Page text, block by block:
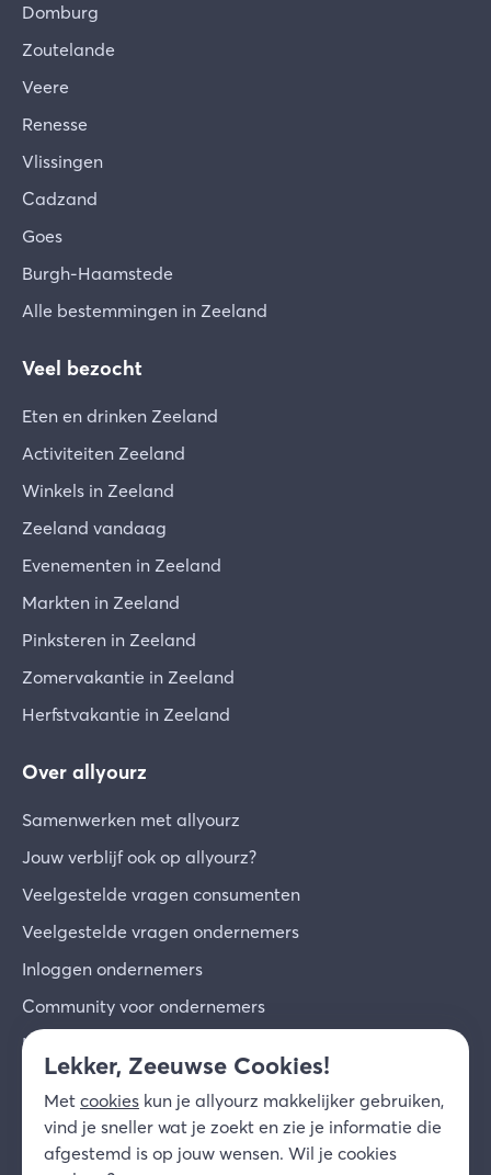
Domburg
Zoutelande
Veere
Renesse
Vlissingen
Cadzand
Goes
Burgh-Haamstede
Alle bestemmingen in Zeeland
Veel bezocht
Eten en drinken Zeeland
Activiteiten Zeeland
Winkels in Zeeland
Zeeland vandaag
Evenementen in Zeeland
Markten in Zeeland
Pinksteren in Zeeland
Zomervakantie in Zeeland
Herfstvakantie in Zeeland
Over allyourz
Samenwerken met allyourz
Jouw verblijf ook op allyourz?
Veelgestelde vragen consumenten
Veelgestelde vragen ondernemers
Inloggen ondernemers
Community voor ondernemers
Inschrijven voor de nieuwsbrief
Over ons
Contact
Lekker, Zeeuwse Cookies!
Met cookies kun je allyourz makkelijker gebruiken,
vind je sneller wat je zoekt en zie je informatie die
afgestemd is op jouw wensen. Wil je cookies